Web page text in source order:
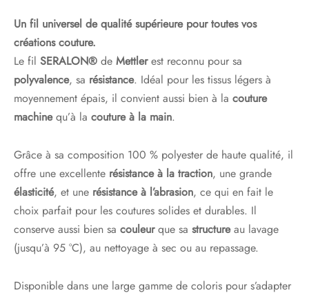
Un fil universel de qualité supérieure pour toutes vos
créations couture.
Le fil SERALON® de Mettlerest reconnu pour sa
polyvalence, sa résistance. Idéal pour les tissus légers à
moyennement épais, il convient aussi bien à la couture
machinequ’à la couture à la main.
Grâce à sa composition 100 % polyester de haute qualité, il
offre une excellente résistance à la traction, une grande
élasticité, et une résistance à l’abrasion, ce qui en fait le
choix parfait pour les coutures solides et durables. Il
conserve aussi bien sa couleurque sa structureau lavage
(jusqu’à 95 °C), au nettoyage à sec ou au repassage.
Disponible dans une large gamme de coloris pour s’adapter